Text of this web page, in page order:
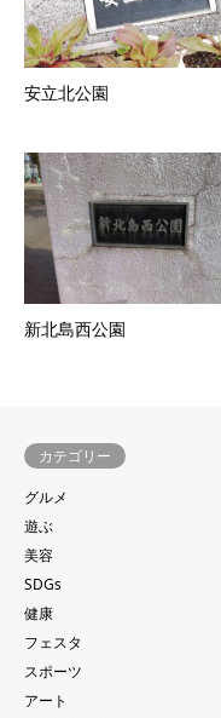
安立北公園
新北島西公園
カテゴリー
グルメ
遊ぶ
美容
SDGs
健康
フェスタ
スポーツ
アート